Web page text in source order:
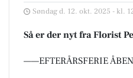
Søndag d. 12. okt. 2025 - kl.
Så er der nyt fra Florist
——EFTERÅRSFERIE